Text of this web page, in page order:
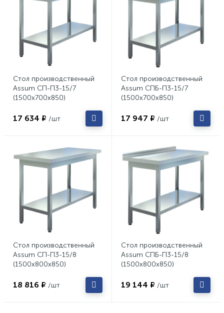
Стол производственный
Assum СП-П3-15/7
(1500х700х850)
17 634 ₽ /шт
Стол производственный
Assum СПБ-П3-15/7
(1500х700х850)
17 947 ₽ /шт
Стол производственный
Assum СП-П3-15/8
(1500х800х850)
18 816 ₽ /шт
Стол производственный
Assum СПБ-П3-15/8
(1500х800х850)
19 144 ₽ /шт